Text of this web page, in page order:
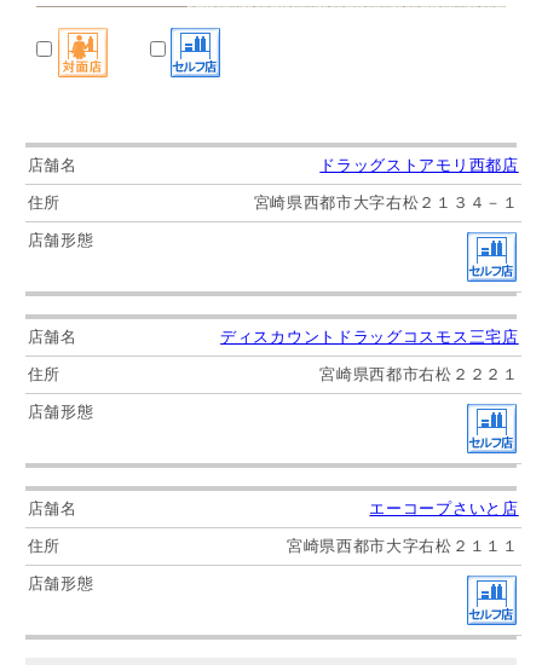
ドラッグストアモリ西都店
宮崎県西都市大字右松２１３４－１
ディスカウントドラッグコスモス三宅店
宮崎県西都市右松２２２１
エーコープさいと店
宮崎県西都市大字右松２１１１